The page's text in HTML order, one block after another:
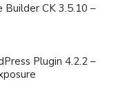
Builder CK 3.5.10 –
Plugin 4.2.2 –